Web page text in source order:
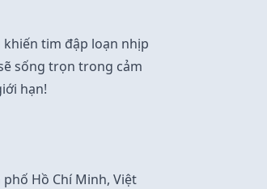
khiến tim đập loạn nhịp
sống trọn trong cảm
hạn!
Hồ Chí Minh, Việt